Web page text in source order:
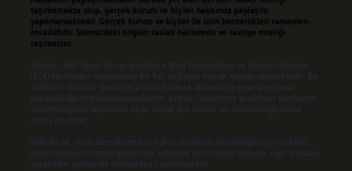
taşımamakta olup, gerçek kurum ve kişiler hakkında paylaşım
yapılmamaktadır. Gerçek kurum ve kişiler ile isim benzerlikleri tamamen
tesadüfidir. Sitemizdeki bilgiler taslak halindedir ve tavsiye niteliği
taşımazlar.
Sitemiz, 5651 Sayılı Kanun gereğince Bilgi Teknolojileri ve İletişim Kurumu
(BTK) tarafından onaylanmış bir Yer Sağlayıcı olarak hizmet vermektedir. Bu
nedenle, sitedeki içerikleri proaktif olarak denetleme veya araştırma
yükümlülüğümüz bulunmamaktadır. Ancak, üyelerimiz yazdıkları içeriklerin
sorumluluğunu taşımakta olup, siteye üye olarak bu sorumluluğu kabul
etmiş sayılırlar.
Hukuka ve yasal düzenlemelere aykırı olduğunu düşündüğünüz içerikleri,
backlinkpanelicomtr@gmail.com
adresine bildirmeniz halinde, ilgili içerikler
yasal süre içerisinde sitemizden kaldırılacaktır.